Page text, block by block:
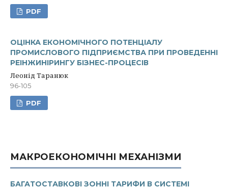
PDF
ОЦІНКА ЕКОНОМІЧНОГО ПОТЕНЦІАЛУ
ПРОМИСЛОВОГО ПІДПРИЄМСТВА ПРИ ПРОВЕДЕННІ
РЕІНЖИНІРИНГУ БІЗНЕС-ПРОЦЕСІВ
Леонід Таранюк
96-105
PDF
МАКРОЕКОНОМІЧНІ МЕХАНІЗМИ
БАГАТОСТАВКОВІ ЗОННІ ТАРИФИ В СИСТЕМІ